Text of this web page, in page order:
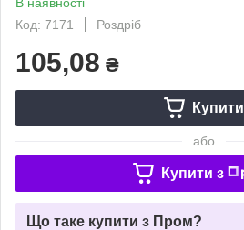
Код: 7171
Роздріб
105,08 ₴
Купити
або
Купити з
Що таке купити з Пром?